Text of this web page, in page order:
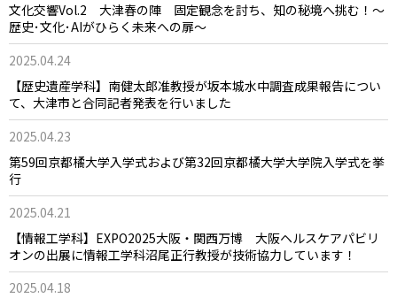
文化交響Vol.2 大津春の陣 固定観念を討ち、知の秘境へ挑む！～
歴史･文化･AIがひらく未来への扉～
2025.04.24
【歴史遺産学科】南健太郎准教授が坂本城水中調査成果報告につい
て、大津市と合同記者発表を行いました
2025.04.23
第59回京都橘大学入学式および第32回京都橘大学大学院入学式を挙
行
2025.04.21
【情報工学科】EXPO2025大阪・関西万博 大阪ヘルスケアパビリ
オンの出展に情報工学科沼尾正行教授が技術協力しています！
2025.04.18